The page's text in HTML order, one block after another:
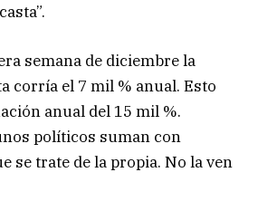
semana de diciembre la
corría el 7 mil % anual. Esto
anual del 15 mil %.
políticos suman con
se trate de la propia. No la ven